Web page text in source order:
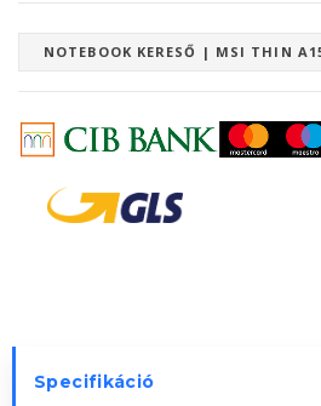
NOTEBOOK KERESŐ | MSI THIN
Specifikáció